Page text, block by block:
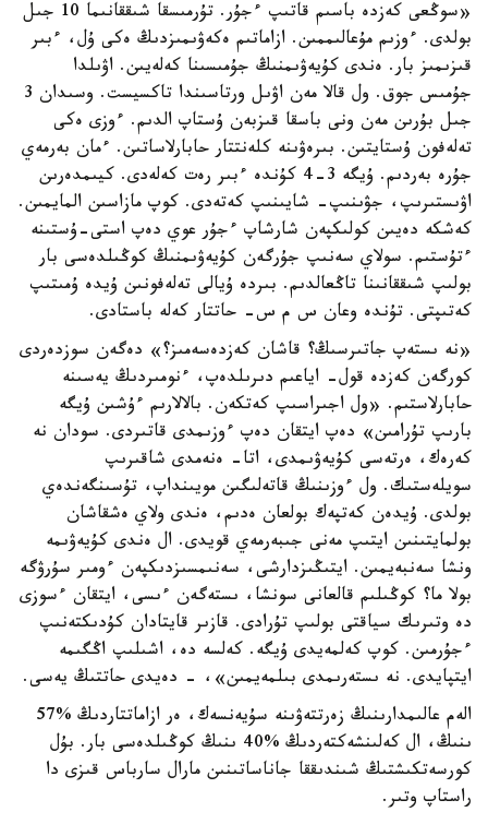
«سوڭعى كەزدە باسىم قاتىپ ءجۇر. تۇرمىسقا شىققانىما 10 جىل
بولدى. ءوزىم مۇعالىممىن. ازاماتىم ەكەۋىمىزدىڭ ەكى ۇل، ءبىر
قىزىمىز بار. ەندى كۇيەۋىمنىڭ جۇمىسىنا كەلەيىن. اۋىلدا
جۇمىس جوق. ول قالا مەن اۋىل ورتاسىندا تاكسيست. وسىدان 3
جىل بۇرىن مەن ونى باسقا قىزبەن ۇستاپ الدىم. ءوزى ەكى
تەلەفون ۇستايتىن. بىرەۋىنە كلەنتتار حابارلاساتىن. ءمان بەرمەي
جۇرە بەردىم. ۇيگە 3-4 كۇندە ءبىر رەت كەلەدى. كيىمدەرىن
اۋىستىرىپ، جۋىنىپ- شايىنىپ كەتەدى. كوپ مازاسىن المايمىن.
كەشكە دەيىن كولىكپەن شارشاپ ءجۇر عوي دەپ استى-ۇستىنە
ءتۇستىم. سولاي سەنىپ جۇرگەن كۇيەۋىمنىڭ كوڭىلدەسى بار
بولىپ شىققانىنا تاڭعالدىم. بىردە ۇيالى تەلەفونىن ۇيدە ۇمىتىپ
كەتىپتى. تۇندە وعان س م س- حاتتار كەلە باستادى.
«نە ىستەپ جاتىرسىڭ؟ قاشان كەزدەسەمىز؟» دەگەن سوزدەردى
كورگەن كەزدە قول- اياعىم دىرىلدەپ، ءنومىردىڭ يەسىنە
حابارلاستىم. «ول اجىراسىپ كەتكەن. بالالارىم ءۇشىن ۇيگە
بارىپ تۇرامىن» دەپ ايتقان دەپ ءوزىمدى قاتىردى. سودان نە
كەرەك، ەرتەسى كۇيەۋىمدى، اتا- ەنەمدى شاقىرىپ
سويلەستىك. ول ءوزىنىڭ قاتەلىگىن مويىنداپ، تۇسىنگەندەي
بولدى. ۇيدەن كەتپەك بولعان ەدىم، ەندى ولاي ەشقاشان
بولمايتىنىن ايتىپ مەنى جىبەرمەي قويدى. ال ەندى كۇيەۋىمە
ونشا سەنبەيمىن. ايتىڭىزدارشى، سەنىمسىزدىكپەن ءومىر سۇرۋگە
بولا ما؟ كوڭىلىم قالعانى سونشا، ىستەگەن ءىسى، ايتقان ءسوزى
دە وتىرىك سياقتى بولىپ تۇرادى. قازىر قايتادان كۇدىكتەنىپ
ءجۇرمىن. كوپ كەلمەيدى ۇيگە. كەلسە دە، اشىلىپ اڭگىمە
ايتپايدى. نە ىستەرىمدى بىلمەيمىن»، - دەيدى حاتتىڭ يەسى.
الەم عالىمدارىنىڭ زەرتتەۋىنە سۇيەنسەك، ەر ازاماتتاردىڭ %57
ىنىڭ، ال كەلىنشەكتەردىڭ %40 ىنىڭ كوڭىلدەسى بار. بۇل
كورسەتكىشتىڭ شىندىققا جاناساتىنىن مارال سارباس قىزى دا
راستاپ وتىر.